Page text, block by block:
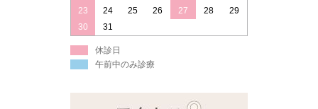
23
24 25 26 27 28
29
30
31
休診日
午前中のみ診療